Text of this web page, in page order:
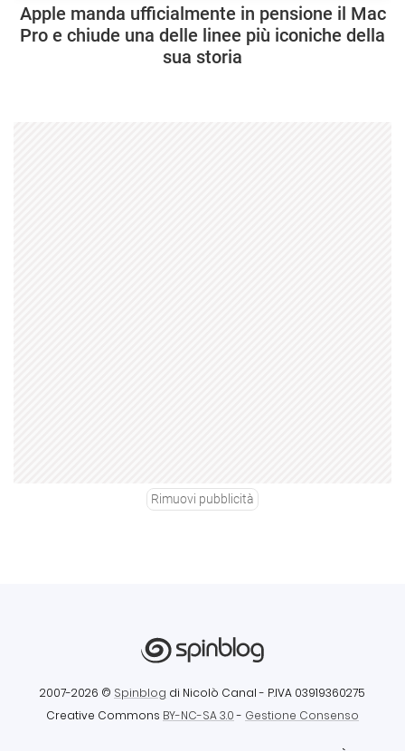
Apple manda ufficialmente in pensione il Mac
Pro e chiude una delle linee più iconiche della
sua storia
Rimuovi pubblicità
2007-2026 © Spinblog di Nicolò Canal - P.IVA 03919360275
Creative Commons BY-NC-SA 3.0- Gestione Consenso